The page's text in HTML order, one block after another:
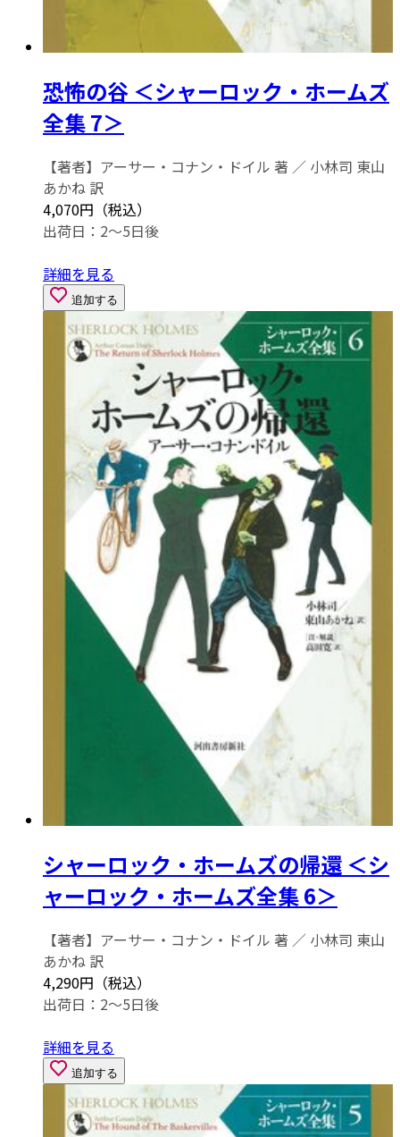
恐怖の谷 ＜シャーロック・ホームズ
全集 7＞
【著者】アーサー・コナン・ドイル 著 ／ 小林司 東山
あかね 訳
4,070円（税込）
出荷日：2～5日後
詳細を見る
追加する
シャーロック・ホームズの帰還 ＜シ
ャーロック・ホームズ全集 6＞
【著者】アーサー・コナン・ドイル 著 ／ 小林司 東山
あかね 訳
4,290円（税込）
出荷日：2～5日後
詳細を見る
追加する